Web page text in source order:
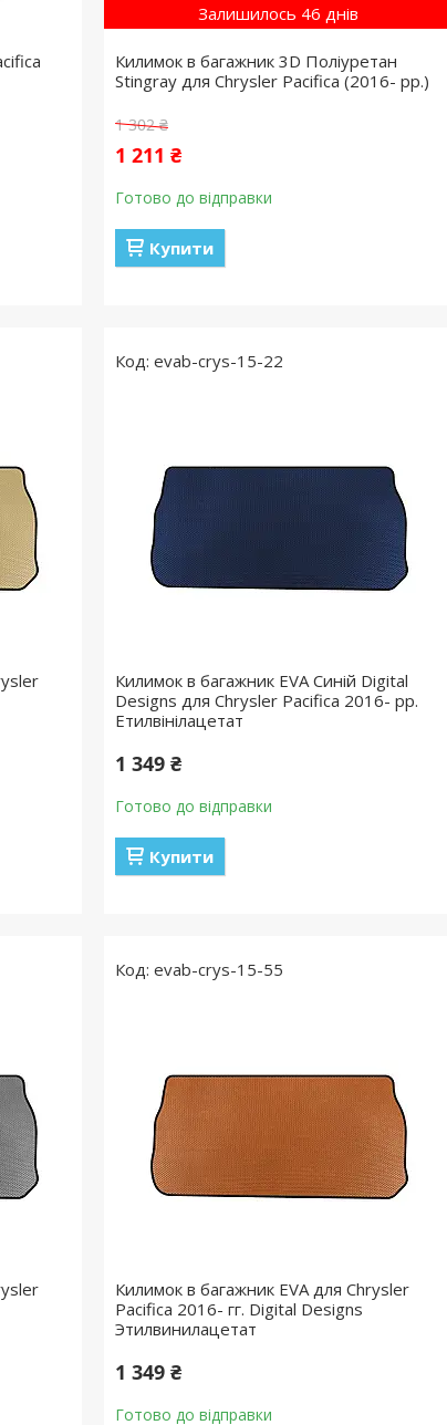
Залишилось 46 днів
Килимок в багажник 3D Поліуретан
Stingray для Chrysler Pacifica (2016- рр.)
1 302 ₴
1 211 ₴
Готово до відправки
Купити
evab-crys-15-22
Килимок в багажник EVA Синій Digital
Designs для Chrysler Pacifica 2016- рр.
Етилвінілацетат
1 349 ₴
Готово до відправки
Купити
evab-crys-15-55
Килимок в багажник EVA для Chrysler
Pacifica 2016- гг. Digital Designs
Этилвинилацетат
1 349 ₴
Готово до відправки